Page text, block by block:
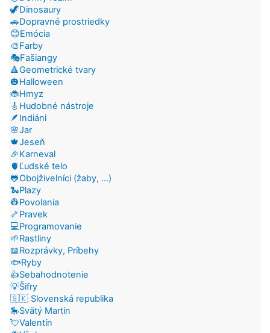
🦖Dinosaury
🚗Dopravné prostriedky
😊Emócia
🎨Farby
🎭Fašiangy
🔺Geometrické tvary
🎃Halloween
🐞Hmyz
🎸Hudobné nástroje
🪶Indiáni
🌸Jar
🍁Jeseň
🎉Karneval
🫀Ľudské telo
🐸Obojživelníci (žaby, ...)
🐍Plazy
👷Povolania
🦴Pravek
💻Programovanie
🌱Rastliny
📖Rozprávky, Príbehy
🐟Ryby
👍Sebahodnotenie
💡Šifry
🇸🇰 Slovenská republika
🎠Svätý Martin
💘Valentín